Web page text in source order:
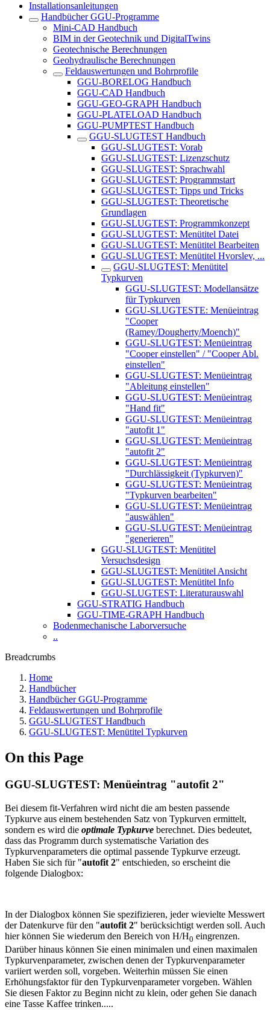
Installationsanleitungen
Handbücher GGU-Programme
Mini-CAD Handbuch
BIM in der Geotechnik und DigitalTwins
Geotechnische Berechnungen
Geohydraulische Berechnungen
Feldauswertungen und Bohrprofile
GGU-BORELOG Handbuch
GGU-CAD Handbuch
GGU-GEO-GRAPH Handbuch
GGU-PLATELOAD Handbuch
GGU-PUMPTEST Handbuch
GGU-SLUGTEST Handbuch
GGU-SLUGTEST: Vorab
GGU-SLUGTEST: Lizenzschutz
GGU-SLUGTEST: Sprachwahl
GGU-SLUGTEST: Programmstart
GGU-SLUGTEST: Tipps und Tricks
GGU-SLUGTEST: Theoretische
Grundlagen
GGU-SLUGTEST: Programmkonzept
GGU-SLUGTEST: Menütitel Datei
GGU-SLUGTEST: Menütitel Bearbeiten
GGU-SLUGTEST: Menütitel Hvorslev, ...
GGU-SLUGTEST: Menütitel
Typkurven
GGU-SLUGTEST: Modellansätze
für Typkurven
GGU-SLUGTESTE: Menüeintrag
"Cooper
(Ramey/Dougherty/Moench)"
GGU-SLUGTEST: Menüeintrag
"Cooper einstellen" / "Cooper Abl.
einstellen"
GGU-SLUGTEST: Menüeintrag
"Ableitung einstellen"
GGU-SLUGTEST: Menüeintrag
"Hand fit"
GGU-SLUGTEST: Menüeintrag
"autofit 1"
GGU-SLUGTEST: Menüeintrag
"autofit 2"
GGU-SLUGTEST: Menüeintrag
"Durchlässigkeit (Typkurven)"
GGU-SLUGTEST: Menüeintrag
"Typkurven bearbeiten"
GGU-SLUGTEST: Menüeintrag
"auswählen"
GGU-SLUGTEST: Menüeintrag
"generieren"
GGU-SLUGTEST: Menütitel
Versuchsdesign
GGU-SLUGTEST: Menütitel Ansicht
GGU-SLUGTEST: Menütitel Info
GGU-SLUGTEST: Literaturauswahl
GGU-STRATIG Handbuch
GGU-TIME-GRAPH Handbuch
Bodenmechanische Laborversuche
..
Breadcrumbs
Home
Handbücher
Handbücher GGU-Programme
Feldauswertungen und Bohrprofile
GGU-SLUGTEST Handbuch
GGU-SLUGTEST: Menütitel Typkurven
On this Page
GGU-SLUGTEST: Menüeintrag "autofit 2"
Bei diesem fit-Verfahren wird nicht die am besten passende
Typkurve aus einem bestehenden Satz von Typkurven ermittelt,
sondern es wird die optimale Typkurve berechnet. Dies bedeutet,
dass das Programm durch systematische Variation des
Typkurvenparameters die optimal passende Typkurve erzeugt.
Haben Sie sich für "autofit 2" entschieden, so erscheint die
folgende Dialogbox:
In der Dialogbox können Sie spezifizieren, jeder wievielte Messwert
der Datenkurve für den "autofit 2" berücksichtigt werden soll. Auch
hier können Sie wiederum den Bereich von H/H0 eingrenzen.
Darüber hinaus können Sie einen minimalen und einen maximalen
Typkurvenparameter, zwischen denen der Typkurvenparameter
variiert werden soll, vorgeben. Weiterhin müssen Sie einen
Erhöhungsfaktor für den Typkurvenparameter vorgeben. Wählen
Sie diesen Faktor zu Beginn nicht zu klein, oder gehen Sie danach
eine Tasse Kaffee trinken.....